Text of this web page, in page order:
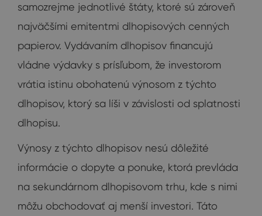
samozrejme jednotlivé štáty, ktoré sú zároveň
najväčšími emitentmi dlhopisových cenných
papierov. Vydávaním dlhopisov financujú
vládne výdavky s prísľubom, že investorom
vrátia istinu obohatenú výnosom z týchto
dlhopisov, ktorý sa líši v závislosti od splatnosti
dlhopisu.
Výnosy z týchto dlhopisov nesú dôležité
informácie o dopyte a ponuke, ktorá prevláda
na sekundárnom dlhopisovom trhu, kde s nimi
môžu obchodovať aj menší investori. Táto